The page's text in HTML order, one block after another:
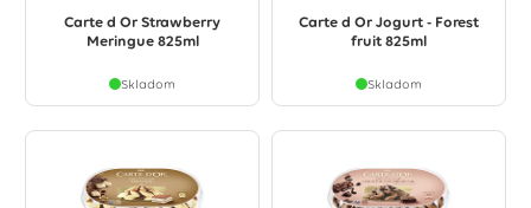
Carte d Or Strawberry
Meringue 825ml
Skladom
Carte d Or Jogurt - Forest
fruit 825ml
Skladom